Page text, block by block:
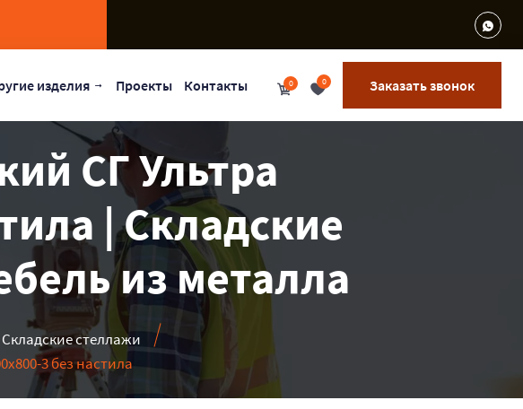
изделия Проекты Контакты 0 0 Заказать звонок
СГ Ультра
| Складские
из металла
Складские стеллажи
3 без настила